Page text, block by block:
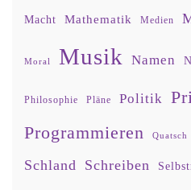
Macht Mathematik Medien
Moral Musik Namen
Philosophie Pläne Politik
Programmieren Quatsch
Schland Schreiben